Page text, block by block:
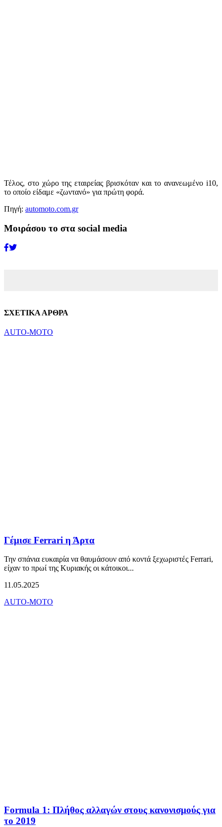
Τέλος, στο χώρο της εταιρείας βρισκόταν και το ανανεωμένο i10,
το οποίο είδαμε «ζωντανό» για πρώτη φορά.
Πηγή: automoto.com.gr
Μοιράσου το στα social media
ΣΧΕΤΙΚΑ ΑΡΘΡΑ
AUTO-MOTO
Γέμισε Ferrari η Άρτα
Την σπάνια ευκαιρία να θαυμάσουν από κοντά ξεχωριστές Ferrari,
είχαν το πρωί της Κυριακής οι κάτοικοι...
11.05.2025
AUTO-MOTO
Formula 1: Πλήθος αλλαγών στους κανονισμούς για
το 2019